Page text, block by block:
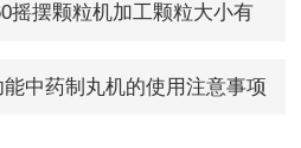
摇摆颗粒机加工颗粒大小有
中药制丸机的使用注意事项